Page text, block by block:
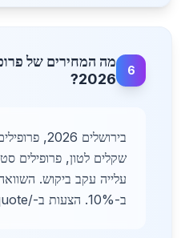
6
מה המחירים של
2026?
עלייה עקב ביקוש.
ב-10%. הצעות ב-/quote.